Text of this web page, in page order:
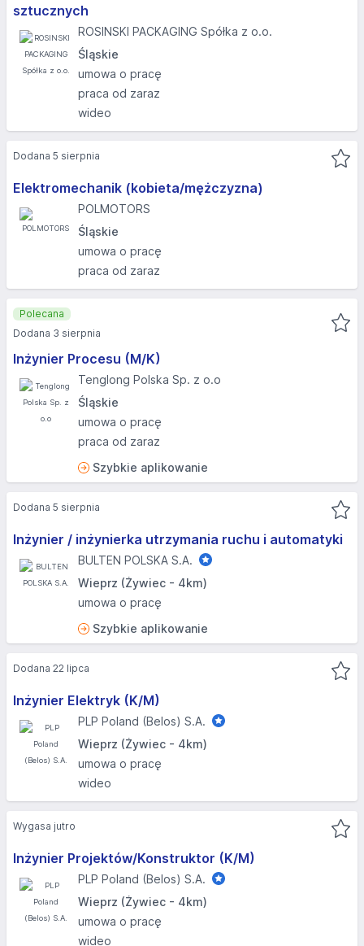
sztucznych
ROSINSKI PACKAGING Spółka z o.o.
Śląskie
umowa o pracę
praca od zaraz
wideo
Elektromechanik (kobieta/mężczyzna)
POLMOTORS
Śląskie
umowa o pracę
praca od zaraz
Dodana 5 sierpnia
Inżynier Procesu (M/K)
Tenglong Polska Sp. z o.o
Śląskie
umowa o pracę
praca od zaraz
Szybkie aplikowanie
Polecana
Dodana 3 sierpnia
Inżynier / inżynierka utrzymania ruchu i automatyki
BULTEN POLSKA S.A.
Wieprz (Żywiec - 4km)
umowa o pracę
Szybkie aplikowanie
Dodana 5 sierpnia
Inżynier Elektryk (K/M)
PLP Poland (Belos) S.A.
Wieprz (Żywiec - 4km)
umowa o pracę
wideo
Dodana 22 lipca
Inżynier Projektów/Konstruktor (K/M)
PLP Poland (Belos) S.A.
Wieprz (Żywiec - 4km)
umowa o pracę
wideo
Wygasa jutro